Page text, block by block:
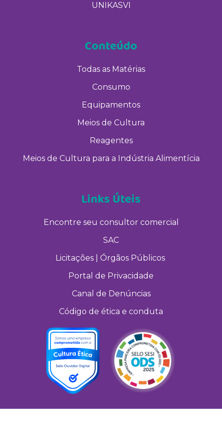
UNIKASVI
Conteúdo
Todas as Matérias
Consumo
Equipamentos
Meios de Cultura
Reagentes
Meios de Cultura para a Indústria Alimentícia
Links Úteis
Encontre seu consultor comercial
SAC
Licitações | Órgãos Públicos
Portal de Privacidade
Canal de Denúncias
Código de ética e conduta